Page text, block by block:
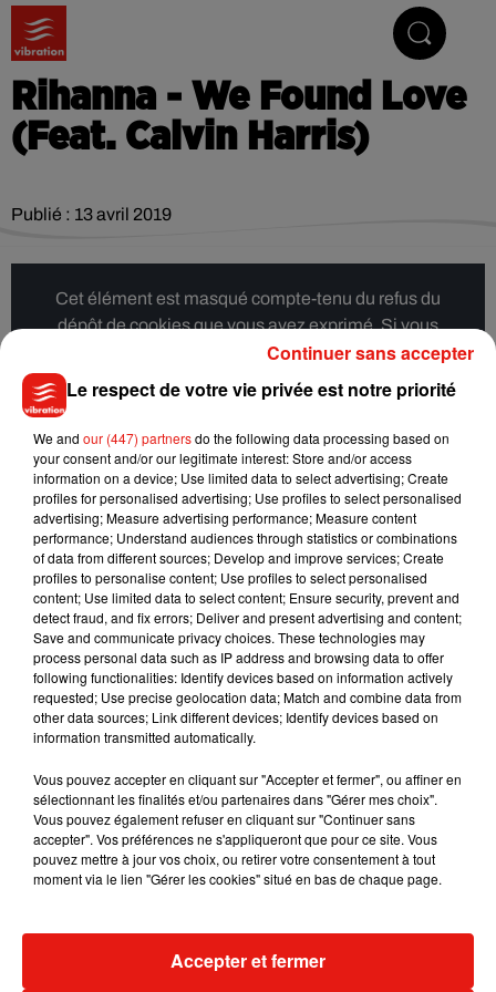
Rihanna - We Found Love
(Feat. Calvin Harris)
Publié : 13 avril 2019
Cet élément est masqué compte-tenu du refus du
dépôt de cookies que vous avez exprimé. Si vous
souhaitez l'afficher, merci de nous donner votre accord
en cliquant sur le bouton ci-dessous.
Afficher l'élément
Musique
Julien Lieb s’essaye à la vie de
chatelain dans son nouveau clip
Madonna
Sensation »
+ DE MUSIQUE
Le respect de votre vie privée est notre priorité
We and our (447) partnersdo the following data processing based on
your consent and/or our legitimate interest: Store and/or access
information on a device; Use limited data to select advertising; Create
profiles for personalised advertising; Use profiles to select personalised
advertising; Measure advertising performance; Measure content
performance; Understand audiences through statistics or combinations
of data from different sources; Develop and improve services; Create
profiles to personalise content; Use profiles to select personalised
content; Use limited data to select content; Ensure security, prevent and
detect fraud, and fix errors; Deliver and present advertising and content;
Save and communicate privacy choices. These technologies may
process personal data such as IP address and browsing data to offer
following functionalities: Identify devices based on information actively
requested; Use precise geolocation data; Match and combine data from
other data sources; Link different devices; Identify devices based on
information transmitted automatically.
Vous pouvez accepter en cliquant sur "Accepter et fermer", ou affiner en
sélectionnant les finalités et/ou partenaires dans "Gérer mes choix".
Vous pouvez également refuser en cliquant sur "Continuer sans
accepter". Vos préférences ne s'appliqueront que pour ce site. Vous
pouvez mettre à jour vos choix, ou retirer votre consentement à tout
moment via le lien "Gérer les cookies" situé en bas de chaque page.
Accepter et fermer
Continuer sans accepter